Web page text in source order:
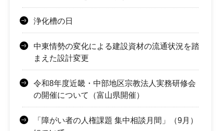
浄化槽の日
中東情勢の変化による建設資材の流通状況を踏
まえた設計変更
令和8年度近畿・中部地区宗教法人実務研修会
の開催について（富山県開催）
「障がい者の人権課題 集中相談月間」（9月）